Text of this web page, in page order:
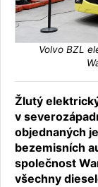
Volvo BZL
Žlutý
v
objednaných
bezemisních
společnost
všechny